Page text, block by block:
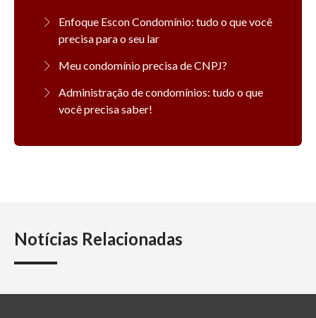
Enfoque Escon Condomínio: tudo o que você
precisa para o seu lar
Meu condomínio precisa de CNPJ?
Administração de condomínios: tudo o que
você precisa saber!
Notícias Relacionadas